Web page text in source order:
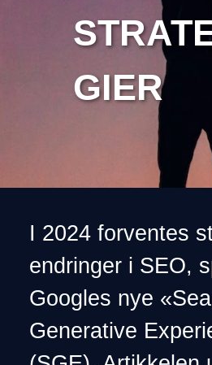
GIER
I 2024 forventes
endringer i SEO,
Googles nye
Generative